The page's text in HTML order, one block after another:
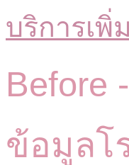
บริการเพิ่
Before -
ข้อมูลโ